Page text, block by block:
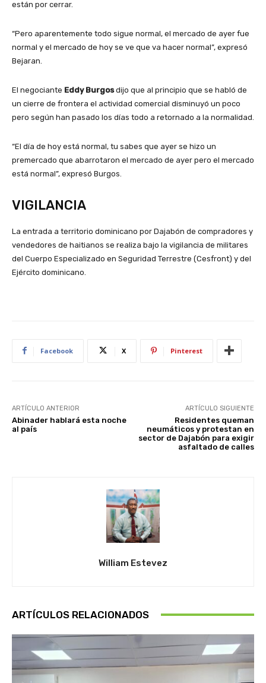
están por cerrar.
“Pero aparentemente todo sigue normal, el mercado de ayer fue
normal y el mercado de hoy se ve que va hacer normal”, expresó
Bejaran.
El negociante Eddy Burgosdijo que al principio que se habló de
un cierre de frontera el actividad comercial disminuyó un poco
pero según han pasado los días todo a retornado a la normalidad.
“El día de hoy está normal, tu sabes que ayer se hizo un
premercado que abarrotaron el mercado de ayer pero el mercado
está normal”, expresó Burgos.
VIGILANCIA
La entrada a territorio dominicano por Dajabón de compradores y
vendedores de haitianos se realiza bajo la vigilancia de militares
del Cuerpo Especializado en Seguridad Terrestre (Cesfront) y del
Ejército dominicano.
Facebook X Pinterest
ARTÍCULO ANTERIOR
Abinader hablará esta noche
al país
ARTÍCULO SIGUIENTE
Residentes queman
neumáticos y protestan en
sector de Dajabón para exigir
asfaltado de calles
William Estevez
ARTÍCULOS RELACIONADOS